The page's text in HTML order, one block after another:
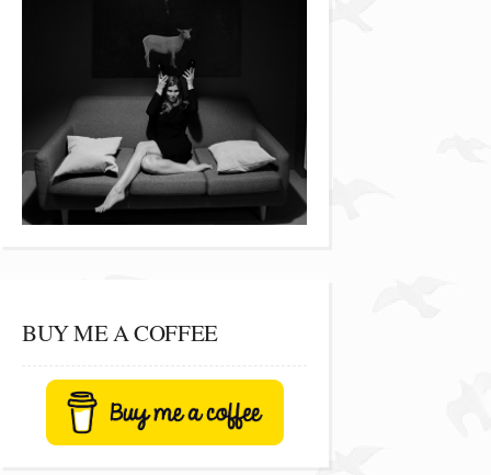
BUY ME A COFFEE